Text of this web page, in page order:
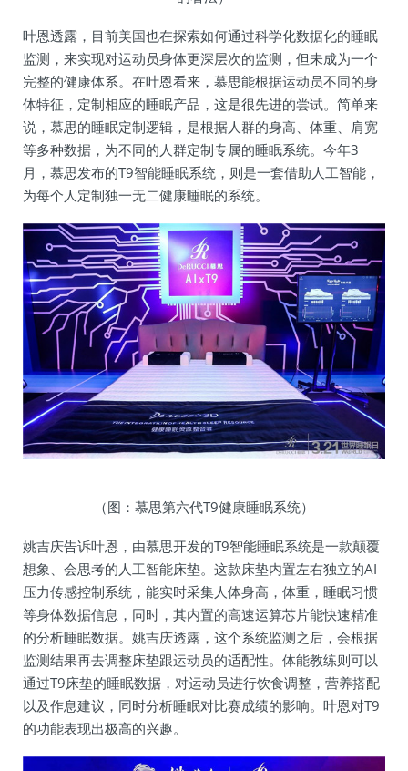
叶恩透露，目前美国也在探索如何通过科学化数据化的睡眠
监测，来实现对运动员身体更深层次的监测，但未成为一个
完整的健康体系。在叶恩看来，慕思能根据运动员不同的身
体特征，定制相应的睡眠产品，这是很先进的尝试。简单来
说，慕思的睡眠定制逻辑，是根据人群的身高、体重、肩宽
等多种数据，为不同的人群定制专属的睡眠系统。今年3
月，慕思发布的T9智能睡眠系统，则是一套借助人工智能，
为每个人定制独一无二健康睡眠的系统。
（图：慕思第六代T9健康睡眠系统）
姚吉庆告诉叶恩，由慕思开发的T9智能睡眠系统是一款颠覆
想象、会思考的人工智能床垫。这款床垫内置左右独立的AI
压力传感控制系统，能实时采集人体身高，体重，睡眠习惯
等身体数据信息，同时，其内置的高速运算芯片能快速精准
的分析睡眠数据。姚吉庆透露，这个系统监测之后，会根据
监测结果再去调整床垫跟运动员的适配性。体能教练则可以
通过T9床垫的睡眠数据，对运动员进行饮食调整，营养搭配
以及作息建议，同时分析睡眠对比赛成绩的影响。叶恩对T9
的功能表现出极高的兴趣。